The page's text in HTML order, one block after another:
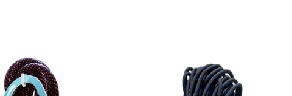
¿Quieres ver nuestra cuerda para alturas más de cerca? Mira